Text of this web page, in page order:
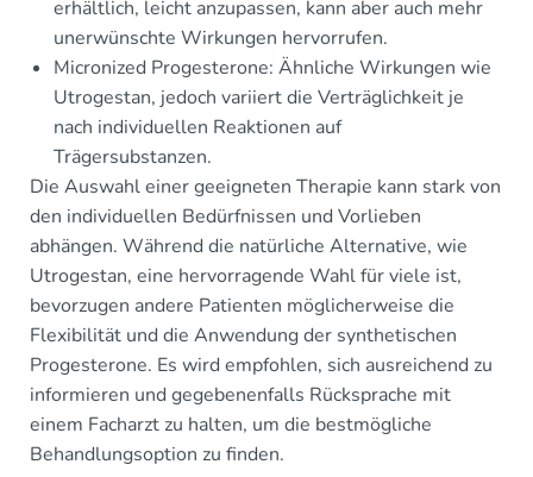
erhältlich, leicht anzupassen, kann aber auch mehr
unerwünschte Wirkungen hervorrufen.
Micronized Progesterone: Ähnliche Wirkungen wie
Utrogestan, jedoch variiert die Verträglichkeit je
nach individuellen Reaktionen auf
Trägersubstanzen.
Die Auswahl einer geeigneten Therapie kann stark von
den individuellen Bedürfnissen und Vorlieben
abhängen. Während die natürliche Alternative, wie
Utrogestan, eine hervorragende Wahl für viele ist,
bevorzugen andere Patienten möglicherweise die
Flexibilität und die Anwendung der synthetischen
Progesterone. Es wird empfohlen, sich ausreichend zu
informieren und gegebenenfalls Rücksprache mit
einem Facharzt zu halten, um die bestmögliche
Behandlungsoption zu finden.